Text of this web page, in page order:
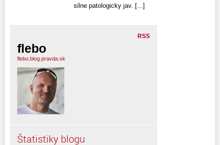
silne patologicky jav. [...]
RSS
flebo
flebo.blog.pravda.sk
Štatistiky blogu